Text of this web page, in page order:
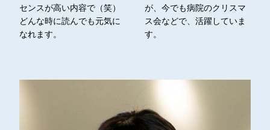
センスが高い内容で（笑）
どんな時に読んでも元気に
なれます。
が、今でも病院のクリスマ
ス会などで、活躍していま
す。